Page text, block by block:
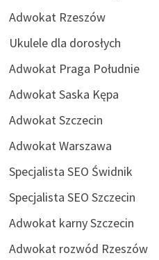
Adwokat Rzeszów
Ukulele dla dorosłych
Adwokat Praga Południe
Adwokat Saska Kępa
Adwokat Szczecin
Adwokat Warszawa
Specjalista SEO Świdnik
Specjalista SEO Szczecin
Adwokat karny Szczecin
Adwokat rozwód Rzeszów